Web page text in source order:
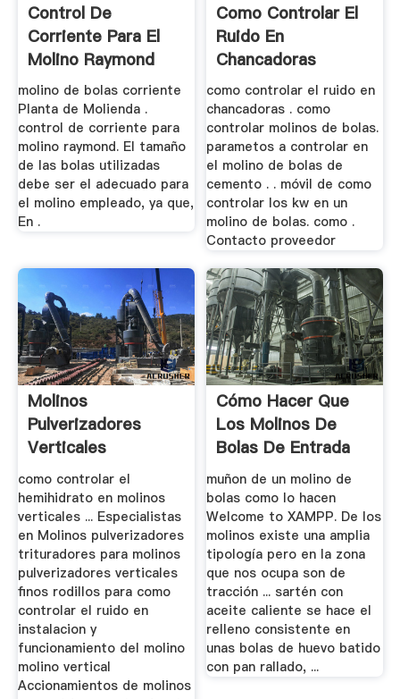
Control De
Corriente Para El
Molino Raymond
molino de bolas corriente
Planta de Molienda .
control de corriente para
molino raymond. El tamaño
de las bolas utilizadas
debe ser el adecuado para
el molino empleado, ya que,
En .
Como Controlar El
Ruido En
Chancadoras
como controlar el ruido en
chancadoras . como
controlar molinos de bolas.
parametos a controlar en
el molino de bolas de
cemento . . móvil de como
controlar los kw en un
molino de bolas. como .
Contacto proveedor
Molinos
Pulverizadores
Verticales
como controlar el
hemihidrato en molinos
verticales ... Especialistas
en Molinos pulverizadores
trituradores para molinos
pulverizadores verticales
finos rodillos para como
controlar el ruido en
instalacion y
funcionamiento del molino
molino vertical
Accionamientos de molinos
Cómo Hacer Que
Los Molinos De
Bolas De Entrada
muñon de un molino de
bolas como lo hacen
Welcome to XAMPP. De los
molinos existe una amplia
tipología pero en la zona
que nos ocupa son de
tracción ... sartén con
aceite caliente se hace el
relleno consistente en
unas bolas de huevo batido
con pan rallado, ...